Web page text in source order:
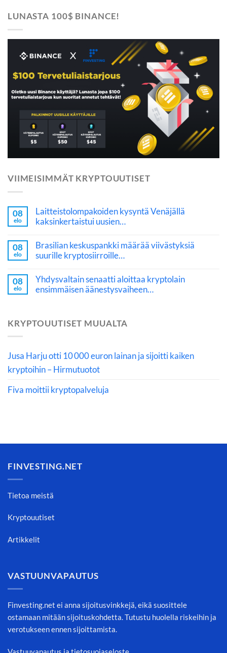
LUNASTA 100$ BINANCE!
VIIMEISIMMÄT KRYPTOUUTISET
08
elo
Laitteistolompakoiden kysyntä Venäjällä
kaksinkertaistui uusien…
08
elo
Brasilian keskuspankki määrää viivästyksiä
suurille kryptosiirroille…
08
elo
Yhdysvaltain senaatti aloittaa kryptolain
ensimmäisen äänestysvaiheen…
KRYPTOUUTISET MUUALTA
Jusa Harju otti 10 000 euron lainan ja sijoitti kaiken
kryptoihin – Hirmutuotot
Fiva moittii kryptopalveluja
FINVESTING.NET
Tietoa meistä
Kryptouutiset
Artikkelit
VASTUUNVAPAUTUS
Finvesting.net ei anna sijoitusvinkkejä, eikä suosittele
ostamaan mitään sijoituskohdetta. Tutustu huolella riskeihin ja
verotukseen ennen sijoittamista.